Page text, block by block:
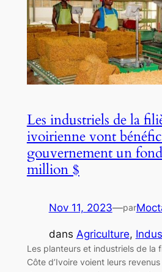
Les industriels de la
ivoirienne vont
gouvernement un
million $
Nov 11, 2023—par
dans Agriculture,
Les planteurs et industriels de la
Côte d’Ivoire voient leurs revenus